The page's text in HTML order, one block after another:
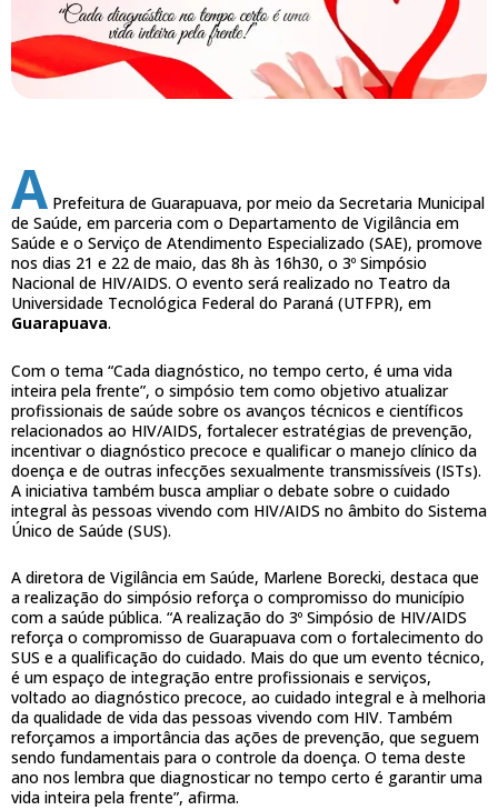
A Prefeitura de Guarapuava, por meio da Secretaria Municipal
de Saúde, em parceria com o Departamento de Vigilância em
Saúde e o Serviço de Atendimento Especializado (SAE), promove
nos dias 21 e 22 de maio, das 8h às 16h30, o 3º Simpósio
Nacional de HIV/AIDS. O evento será realizado no Teatro da
Universidade Tecnológica Federal do Paraná (UTFPR), em
Guarapuava.
Com o tema “Cada diagnóstico, no tempo certo, é uma vida
inteira pela frente”, o simpósio tem como objetivo atualizar
profissionais de saúde sobre os avanços técnicos e científicos
relacionados ao HIV/AIDS, fortalecer estratégias de prevenção,
incentivar o diagnóstico precoce e qualificar o manejo clínico da
doença e de outras infecções sexualmente transmissíveis (ISTs).
A iniciativa também busca ampliar o debate sobre o cuidado
integral às pessoas vivendo com HIV/AIDS no âmbito do Sistema
Único de Saúde (SUS).
A diretora de Vigilância em Saúde, Marlene Borecki, destaca que
a realização do simpósio reforça o compromisso do município
com a saúde pública. “A realização do 3º Simpósio de HIV/AIDS
reforça o compromisso de Guarapuava com o fortalecimento do
SUS e a qualificação do cuidado. Mais do que um evento técnico,
é um espaço de integração entre profissionais e serviços,
voltado ao diagnóstico precoce, ao cuidado integral e à melhoria
da qualidade de vida das pessoas vivendo com HIV. Também
reforçamos a importância das ações de prevenção, que seguem
sendo fundamentais para o controle da doença. O tema deste
ano nos lembra que diagnosticar no tempo certo é garantir uma
vida inteira pela frente”, afirma.